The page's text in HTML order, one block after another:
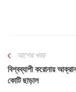
আগের খবর
বিশ্বব্যাপী করোনায়
কোটি ছাড়াল